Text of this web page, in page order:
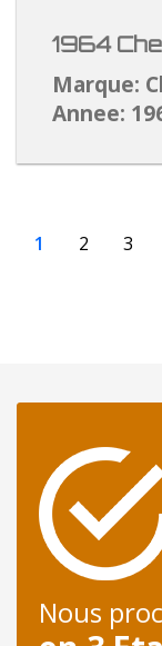
1964
Marque:
Annee:
1 2 3
Nous